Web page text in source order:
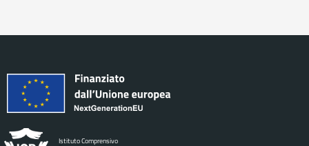
Istituto Comprensivo